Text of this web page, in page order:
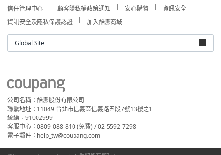
信任管理中心
顧客隱私權政策通知 安心購物
資訊安全
資訊安全及隱私保護認證
加入酷澎商城
Global Site
公司名稱：酷澎股份有限公司
聯繫地址：11049 台北市信義區信義路五段7號13樓之1
統編：91002999
客服中心：0809-088-810 (免費) / 02-5592-7298
電子郵件：help_tw@coupang.com